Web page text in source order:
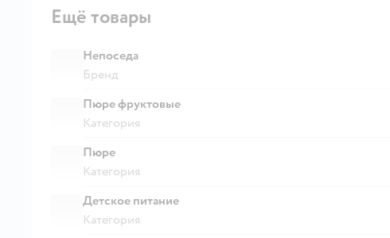
Ещё товары
Непоседа
Бренд
Пюре фруктовые
Категория
Пюре
Категория
Детское питание
Категория